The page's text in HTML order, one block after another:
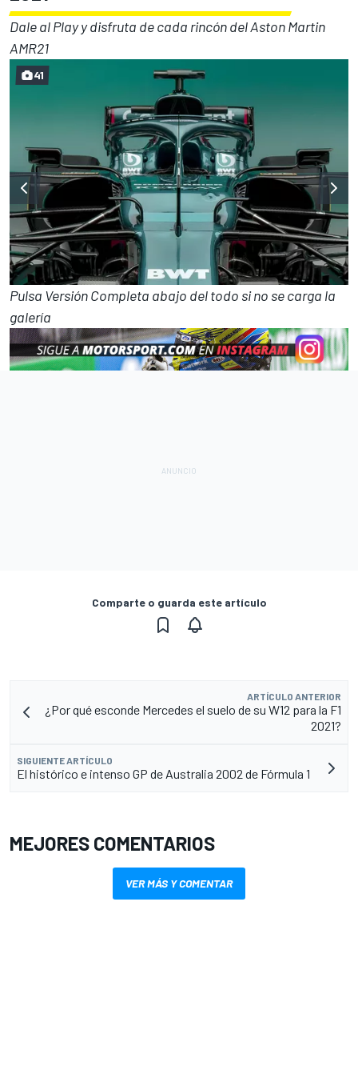
Dale al Play y disfruta de cada rincón del Aston Martin
AMR21
41
Pulsa Versión Completa abajo del todo si no se carga la
galería
Comparte o guarda este artículo
ARTÍCULO ANTERIOR
¿Por qué esconde Mercedes el suelo de su W12 para la F1
2021?
SIGUIENTE ARTÍCULO
El histórico e intenso GP de Australia 2002 de Fórmula 1
MEJORES COMENTARIOS
VER MÁS Y COMENTAR